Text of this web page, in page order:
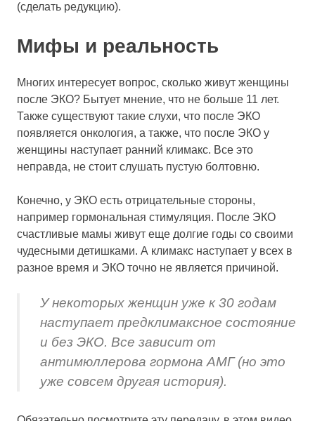
(сделать редукцию).
Мифы и реальность
Многих интересует вопрос, сколько живут женщины
после ЭКО? Бытует мнение, что не больше 11 лет.
Также существуют такие слухи, что после ЭКО
появляется онкология, а также, что после ЭКО у
женщины наступает ранний климакс. Все это
неправда, не стоит слушать пустую болтовню.
Конечно, у ЭКО есть отрицательные стороны,
например гормональная стимуляция. После ЭКО
счастливые мамы живут еще долгие годы со своими
чудесными детишками. А климакс наступает у всех в
разное время и ЭКО точно не является причиной.
У некоторых женщин уже к 30 годам
наступает предклимаксное состояние
и без ЭКО. Все зависит от
антимюллерова гормона АМГ (но это
уже совсем другая история).